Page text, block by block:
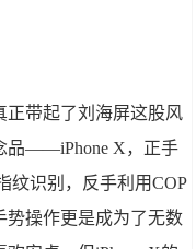
正带起了刘海屏这股风
品——iPhone X，正手
纹识别，反手利用COP
势操作更是成为了无数